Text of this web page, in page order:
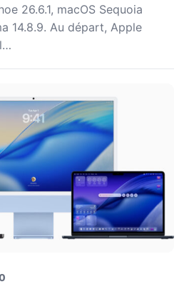
26.6.1, macOS Sequoia
14.8.9. Au départ, Apple